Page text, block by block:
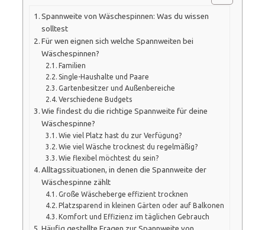
Spannweite von Wäschespinnen: Was du wissen
solltest
Für wen eignen sich welche Spannweiten bei
Wäschespinnen?
Familien
Single-Haushalte und Paare
Gartenbesitzer und Außenbereiche
Verschiedene Budgets
Wie findest du die richtige Spannweite für deine
Wäschespinne?
Wie viel Platz hast du zur Verfügung?
Wie viel Wäsche trocknest du regelmäßig?
Wie flexibel möchtest du sein?
Alltagssituationen, in denen die Spannweite der
Wäschespinne zählt
Große Wäscheberge effizient trocknen
Platzsparend in kleinen Gärten oder auf Balkonen
Komfort und Effizienz im täglichen Gebrauch